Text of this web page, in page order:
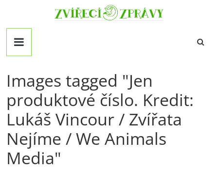
obsahZvirecizpravy.cz
pro
všechny
zvířat
Images tagged "Jen
produktové číslo. Kredit:
Lukáš Vincour / Zvířata
Nejíme / We Animals
Media"